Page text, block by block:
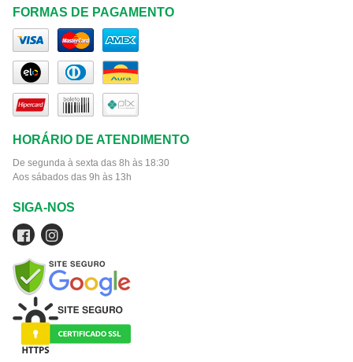
FORMAS DE PAGAMENTO
HORÁRIO DE ATENDIMENTO
De segunda à sexta das 8h às 18:30
Aos sábados das 9h às 13h
SIGA-NOS